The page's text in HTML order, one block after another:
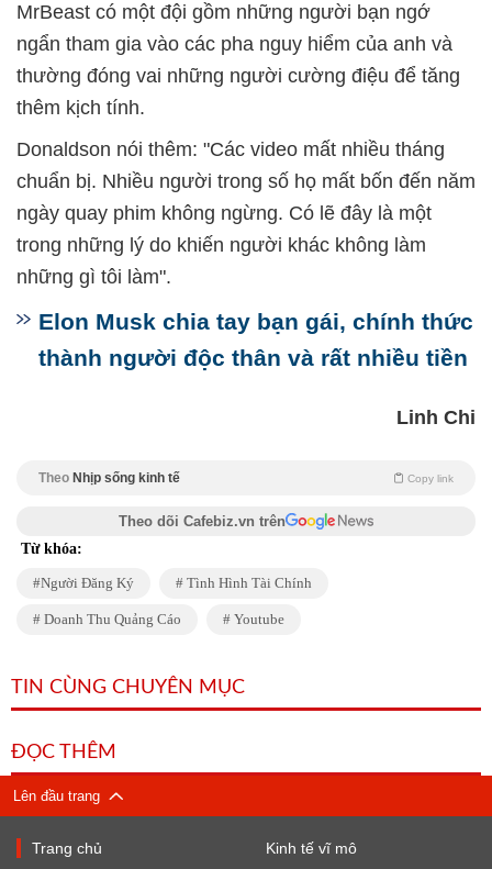
MrBeast có một đội gồm những người bạn ngớ
ngẩn tham gia vào các pha nguy hiểm của anh và
thường đóng vai những người cường điệu để tăng
thêm kịch tính.
Donaldson nói thêm: "Các video mất nhiều tháng
chuẩn bị. Nhiều người trong số họ mất bốn đến năm
ngày quay phim không ngừng. Có lẽ đây là một
trong những lý do khiến người khác không làm
những gì tôi làm".
Elon Musk chia tay bạn gái, chính thức
thành người độc thân và rất nhiều tiền
Linh Chi
Theo Nhịp sống kinh tế Copy link
Theo dõi Cafebiz.vn trên
Từ khóa:
Người Đăng Ký Tình Hình Tài Chính
Doanh Thu Quảng Cáo Youtube
TIN CÙNG CHUYÊN MỤC
ĐỌC THÊM
Lên đầu trang
Trang chủ Kinh tế vĩ mô